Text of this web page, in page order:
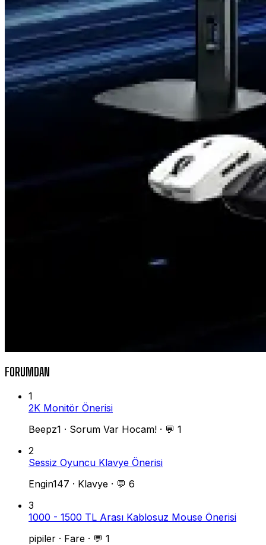
FORUMDAN
1
2K Monitör Önerisi
Beepz1 · Sorum Var Hocam! · 💬 1
2
Sessiz Oyuncu Klavye Önerisi
Engin147 · Klavye · 💬 6
3
1000 - 1500 TL Arası Kablosuz Mouse Önerisi
pipiler · Fare · 💬 1